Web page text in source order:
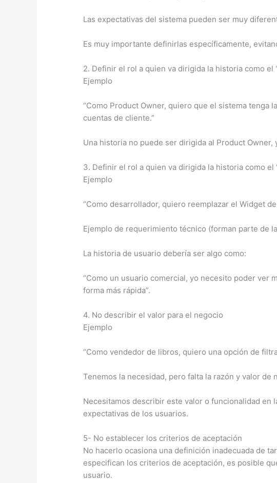
Las expectativas del sistema pueden ser muy
Es muy importante definirlas específicamente,
2. Definir el rol a quien va dirigida la historia como el
Ejemplo
“Como Product Owner, quiero que el sistema tenga
cuentas de cliente.”
Una historia no puede ser dirigida al Product
3. Definir el rol a quien va dirigida la historia como el
Ejemplo
“Como desarrollador, quiero reemplazar el Widget
Ejemplo de requerimiento técnico (forman parte de
La historia de usuario debería ser algo como:
“Como un usuario comercial, yo necesito poder ver
forma más rápida”.
4. No describir el valor para el negocio
Ejemplo
“Como vendedor de libros, quiero una opción de
Tenemos la necesidad, pero falta la razón y valor de
Necesitamos describir este valor o funcionalidad en
expectativas de los usuarios.
5- No establecer los criterios de aceptación
No hacerlo ocasiona una definición inadecuada de
especifican los criterios de aceptación, es posible
usuario.